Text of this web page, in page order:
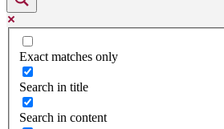
Exact matches only
Search in title
Search in content